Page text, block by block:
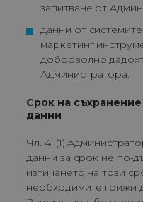
запитване от
данни от
маркетинг
доброволно
Администратора.
Срок на
данни
Чл. 4. (1)
данни за срок не по-
изтичането на този
необходимите грижи